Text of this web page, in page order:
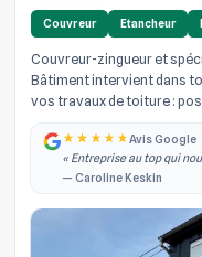
Couvreur Etancheur
Couvreur-zingueur et
Bâtiment intervient dans
vos travaux de toiture :
Avis Google
« Entreprise au top qui
lucarne. Equipe à
— Caroline Keskin